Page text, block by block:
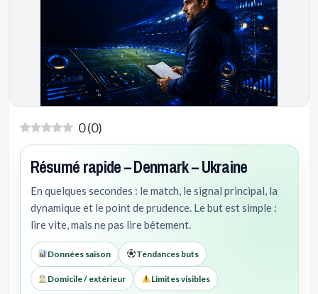
0(0)
Résumé rapide – Denmark – Ukraine
En quelques secondes : le match, le signal principal, la
dynamique et le point de prudence. Le but est simple :
lire vite, mais ne pas lire bêtement.
Données saison Tendances buts
Domicile / extérieur Limites visibles